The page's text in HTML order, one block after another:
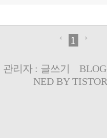
1
관리자: 글쓰기
NED BY